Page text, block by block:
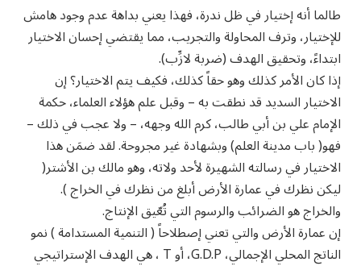
طالما أنه إختيار في ظل ندرة، فهذا يعني بداهة عدم وجود هامش
للإختيار، وترف المحاولة والتجريب، مما يقتضي إحسان الاختيار
ابتداءً، وتحقيق الهدف (ضربة لازِّب).
إذا كان الأمر كذلك وهو حقاً كذلك، فكيف يتم الاختيار؟ إن
الاختيار السديد قد نطقت به – وقبل علم هؤلاء العلماء، حكمة
الإمام علي بن أبي طالب، كرم الله وجهه، – ولا عجب في ذلك –
فهو( باب مدينة العلم) وبشهادة غير مجروحة. لقد ضمَن هذا
الاختيار في رسالته الشهيرة لأحد ولاته، وهو مالك بن الأشتر(
ليكن نظرك في عمارة الأرض أبلغ من نظرك في الخراج ).
والخراج هو الضرائب والرسوم التي تُعّيق الإنتاج.
إن عمارة الأرض والتي تعني إصطلاحاً ( التنمية المستدامة ) نمو
الناتج المحلي الإجمالي، G.D.P، أو T ، هي الهدف الإستراتيجي